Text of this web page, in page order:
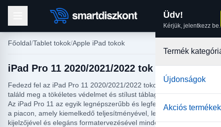
Üdv!
Kérjük, jelentkezz be.
Termék
Újdonságok
Akciós termékek
Főoldal Tablet tokok Apple iPad tokok
iPad Pro 11 2020/2021/2022 tok választék
Fedezd fel az iPad Pro 11 2020/2021/2022 tokok kínálatát, és
találd meg a tökéletes védelmet és stílust táblagéped számára!
Az iPad Pro 11 az egyik legnépszerűbb és legfejlettebb táblagép
a piacon, amely kiemelkedő teljesítményével, lenyűgöző
kijelzőjével és elegáns formatervezésével minden felhasználót